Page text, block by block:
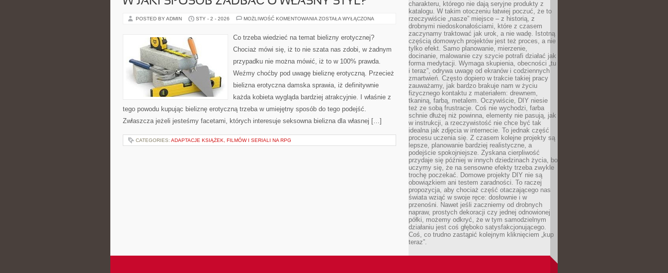
POSTED BY ADMIN STY - 2 - 2026 MOŻLIWOŚĆ KOMENTOWANIA W
ZADBAĆ
O
STYL?
ZOSTAŁA WYŁĄCZONA
Co trzeba wiedzieć na temat bielizny erotycznej?
Chociaż mówi się, iż to nie szata nas zdobi, w żadnym
przypadku nie można mówić, iż to w 100% prawda.
Weźmy choćby pod uwagę bieliznę erotyczną. Przecież
bielizna erotyczna damska sprawia, iż definitywnie
każda kobieta wygląda bardziej atrakcyjnie. I właśnie z
tego powodu kupując bieliznę erotyczną trzeba w umiejętny sposób do tego podejść.
Zwłaszcza jeżeli jesteśmy facetami, których interesuje seksowna bielizna dla własnej […]
CATEGORIES: ADAPTACJE KSIĄŻEK, FILMÓW I SERIALI NA RPG
charakteru, którego nie dają seryjne produkty z
katalogu. W takim otoczeniu łatwiej poczuć, że to
rzeczywiście „nasze” miejsce – z historią, z
drobnymi niedoskonałościami, które z czasem
zaczynamy traktować jak urok, a nie wadę. Istotną
częścią domowych projektów jest też proces, a nie
tylko efekt. Samo planowanie, mierzenie,
docinanie, malowanie czy szycie potrafi działać jak
forma medytacji. Wymaga skupienia, obecności „tu
i teraz”, odrywa uwagę od ekranów i codziennych
zmartwień. Często dopiero w trakcie takiej pracy
zauważamy, jak bardzo brakuje nam w życiu
fizycznego kontaktu z materiałem: drewnem,
tkaniną, farbą, metalem. Oczywiście, DIY niesie
też ze sobą frustracje. Coś nie wychodzi, farba
schnie dłużej niż powinna, elementy nie pasują, jak
w instrukcji, a rzeczywistość nie chce być tak
idealna jak zdjęcia w internecie. To jednak część
procesu uczenia się. Z czasem kolejne projekty są
lepsze, planowanie bardziej realistyczne, a
podejście spokojniejsze. Zyskana cierpliwość
przydaje się później w innych dziedzinach życia, bo
uczymy się, że na sensowne efekty trzeba zwykle
trochę poczekać. Domowe projekty DIY nie są
obowiązkiem ani testem zaradności. To raczej
propozycja, aby chociaż część otaczającego nas
świata wziąć w swoje ręce: dosłownie i w
przenośni. Nawet jeśli zaczniemy od drobnych
napraw, prostych dekoracji czy jednej odnowionej
półki, możemy odkryć, że w tym samodzielnym
działaniu jest coś głęboko satysfakcjonującego.
Coś, co trudno zastąpić kolejnym kliknięciem „kup
teraz”.